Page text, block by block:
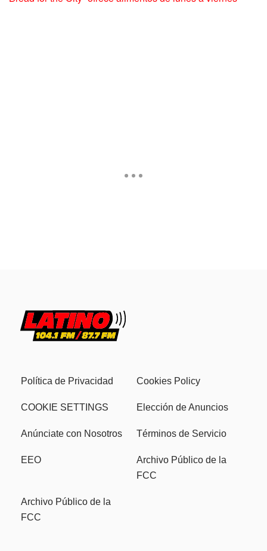
Política de Privacidad Cookies Policy
COOKIE SETTINGS Elección de Anuncios
Anúnciate con Nosotros Términos de Servicio
EEO
Archivo Público de la
FCC
Archivo Público de la
FCC